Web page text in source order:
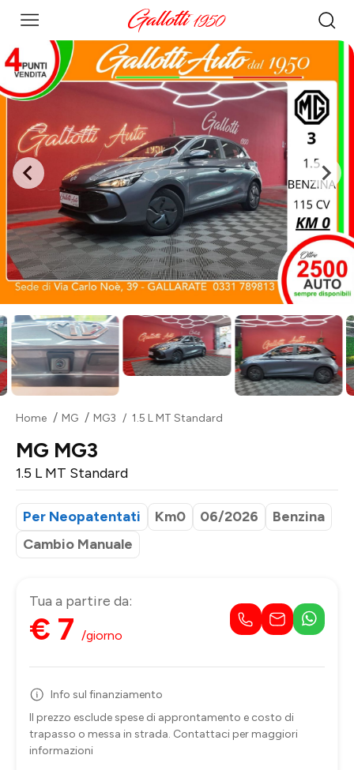
Home MG MG3 1.5 L MT Standard
MG MG3
1.5 L MT Standard
Per Neopatentati Km0 06/2026
Benzina
Cambio Manuale
Tua a partire da:
€ 7 /giorno
Info sul finanziamento
Il prezzo esclude spese di approntamento e costo di
trapasso o messa in strada. Contattaci per maggiori
informazioni